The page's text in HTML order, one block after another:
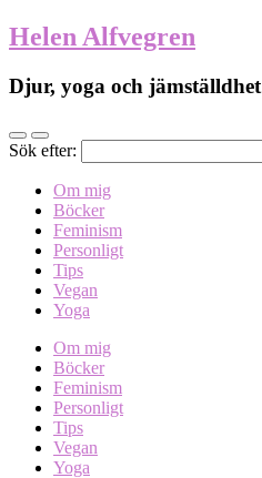
Helen Alfvegren
Djur, yoga och jämställdhet
Sök efter:
Om mig
Böcker
Feminism
Personligt
Tips
Vegan
Yoga
Om mig
Böcker
Feminism
Personligt
Tips
Vegan
Yoga